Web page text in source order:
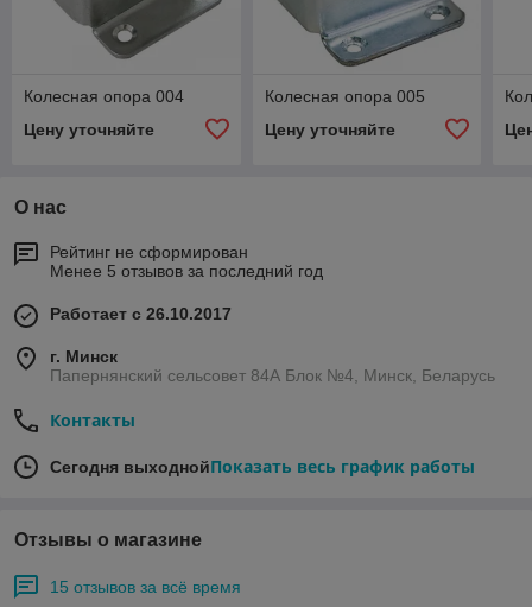
Колесная опора 004
Цену уточняйте
Колесная опора 005
Цену уточняйте
О нас
Рейтинг не сформирован
Менее 5 отзывов за последний год
Работает с 26.10.2017
г. Минск
Папернянский сельсовет 84А Блок №4, Минск, Беларусь
Контакты
Сегодня выходнойПоказать весь график работы
Отзывы о магазине
15 отзывов за всё время